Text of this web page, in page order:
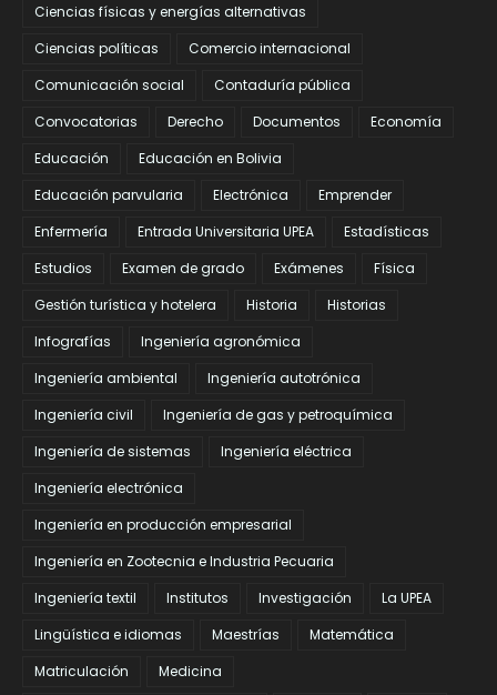
Ciencias físicas y energías alternativas
Ciencias políticas
Comercio internacional
Comunicación social
Contaduría pública
Convocatorias
Derecho Documentos
Economía
Educación
Educación en Bolivia
Educación parvularia
Electrónica
Emprender
Enfermería
Entrada Universitaria UPEA
Estadísticas
Estudios
Examen de grado Exámenes
Física
Gestión turística y hotelera
Historia
Historias
Infografías
Ingeniería agronómica
Ingeniería ambiental
Ingeniería autotrónica
Ingeniería civil
Ingeniería de gas y petroquímica
Ingeniería de sistemas
Ingeniería eléctrica
Ingeniería electrónica
Ingeniería en producción empresarial
Ingeniería en Zootecnia e Industria Pecuaria
Ingeniería textil
Institutos Investigación
La UPEA
Lingüística e idiomas
Maestrías
Matemática
Matriculación
Medicina